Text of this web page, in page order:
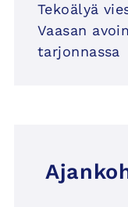
Tekoälyä
Vaasan
tarjonnassa